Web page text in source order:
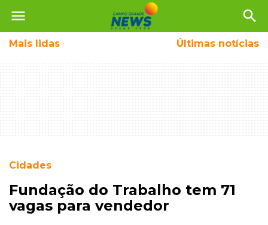
menu search
Mais lidas Últimas notícias
Cidades
Fundação do Trabalho tem 71
vagas para vendedor